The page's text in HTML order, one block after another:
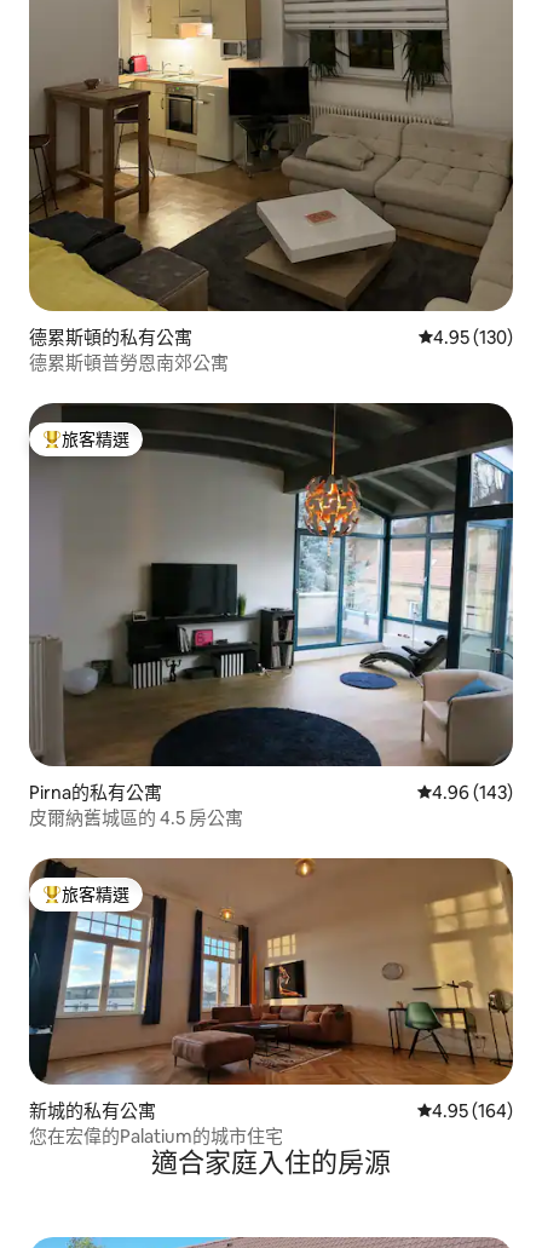
德累斯頓的私有公寓 從 130 則評價
4.95 (130)
德累斯頓普勞恩南郊公寓
旅客精選榜首
旅客精選
Pirna的私有公寓 從 143 則評價
4.96 (143)
皮爾納舊城區的 4.5 房公寓
旅客精選榜首
旅客精選
新城的私有公寓 從 164 則評價
4.95 (164)
您在宏偉的Palatium的城市住宅
適合家庭入住的房源